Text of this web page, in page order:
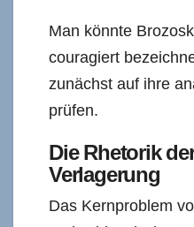
Man könnte
couragiert
zunächst auf ihre
prüfen.
Die Rhetorik
Verlagerung
Das Kernproblem